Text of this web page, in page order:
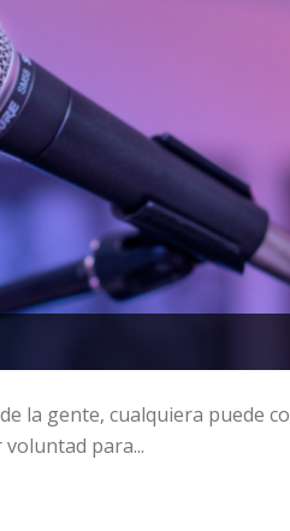
la gente, cualquiera puede
para...